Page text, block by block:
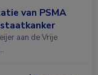
van PSMA
aan de Vrije